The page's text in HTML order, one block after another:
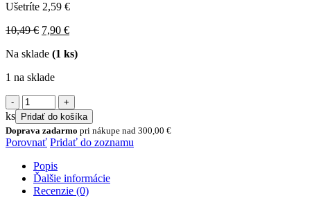
Ušetríte 2,59 €
10,49€ Original
was:
7,90 €Current
is:
Na sklade (1 ks)
1 na sklade
množstvo
Rukavice
na
sadenie
a
prácu
pôdou
ks
Pridať do košíka
Doprava zadarmo pri nákupe nad 300,00 €
Porovnať Pridať do zoznamu
Popis
Ďalšie informácie
Recenzie (0)